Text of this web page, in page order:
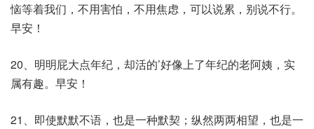
恼等着我们，不用害怕，不用焦虑，可以说累，别说不行。
早安！
20、明明屁大点年纪，却活的’好像上了年纪的老阿姨，实
属有趣。早安！
21、即使默默不语，也是一种默契；纵然两两相望，也是一